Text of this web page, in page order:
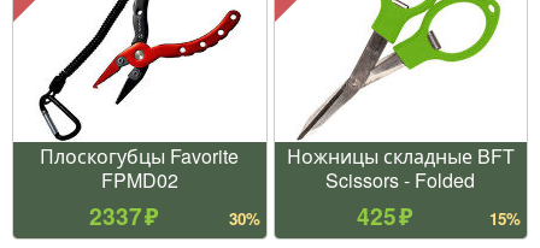
Плоскогубцы Favorite
FPMD02
2337 30%
Ножницы складные BFT
Scissors - Folded
425 15%